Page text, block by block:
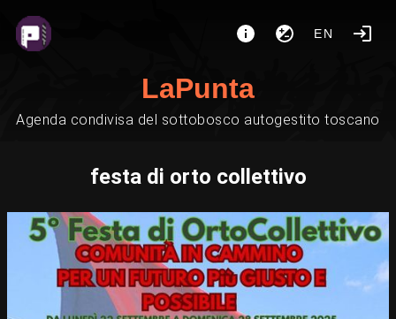
EN
LaPunta
Agenda condivisa del sottobosco autogestito toscano
festa di orto collettivo